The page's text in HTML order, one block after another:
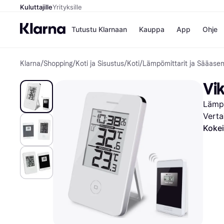
KuluttajilleYrityksille
Tutustu Klarnaan Kauppa
Kaupat
Gigantti
H&M
Peten
Wolt
App Ohje
Klarna/Shopping/Koti ja Sisustus/Koti/Lämpömittarit ja